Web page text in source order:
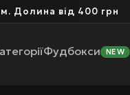
від 400 грн
Фудбокси NEW